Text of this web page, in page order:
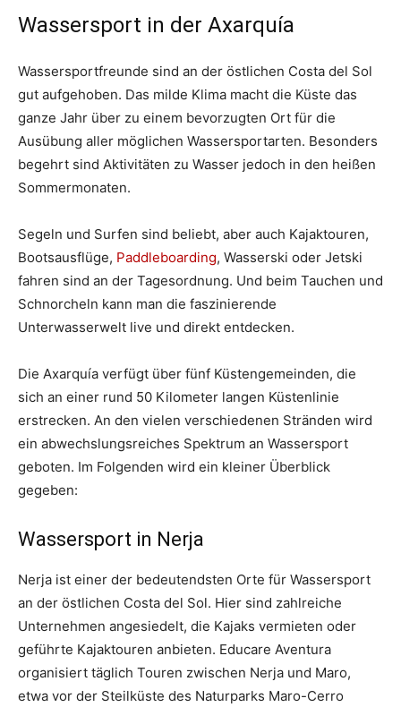
Wassersport in der Axarquía
Wassersportfreunde sind an der östlichen Costa del Sol
gut aufgehoben. Das milde Klima macht die Küste das
ganze Jahr über zu einem bevorzugten Ort für die
Ausübung aller möglichen Wassersportarten. Besonders
begehrt sind Aktivitäten zu Wasser jedoch in den heißen
Sommermonaten.
Segeln und Surfen sind beliebt, aber auch Kajaktouren,
Bootsausflüge, Paddleboarding, Wasserski oder Jetski
fahren sind an der Tagesordnung. Und beim Tauchen und
Schnorcheln kann man die faszinierende
Unterwasserwelt live und direkt entdecken.
Die Axarquía verfügt über fünf Küstengemeinden, die
sich an einer rund 50 Kilometer langen Küstenlinie
erstrecken. An den vielen verschiedenen Stränden wird
ein abwechslungsreiches Spektrum an Wassersport
geboten. Im Folgenden wird ein kleiner Überblick
gegeben:
Wassersport in Nerja
Nerja ist einer der bedeutendsten Orte für Wassersport
an der östlichen Costa del Sol. Hier sind zahlreiche
Unternehmen angesiedelt, die Kajaks vermieten oder
geführte Kajaktouren anbieten. Educare Aventura
organisiert täglich Touren zwischen Nerja und Maro,
etwa vor der Steilküste des Naturparks Maro-Cerro